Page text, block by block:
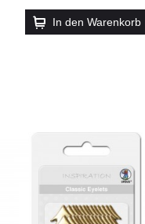
In den Warenkorb